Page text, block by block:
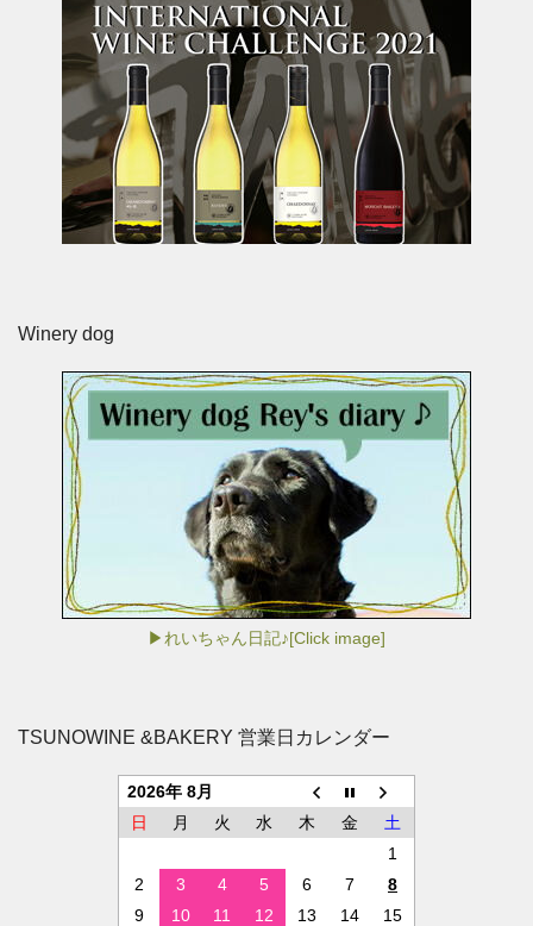
Winery dog
▶れいちゃん日記♪[Click image]
TSUNOWINE &BAKERY 営業日カレンダー
2026年 8月
日
月 火 水 木 金
土
1
2
3 4 5 6 7
8
9
10 11 12 13 14
15